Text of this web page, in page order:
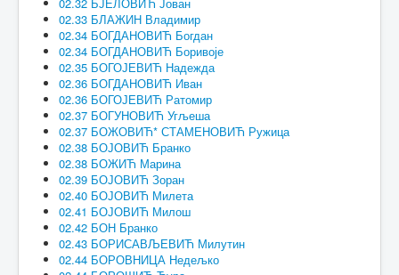
02.33 БЛАЖИН Владимир
02.34 БОГДАНОВИЋ Богдан
02.34 БОГДАНОВИЋ Боривоје
02.35 БОГОЈЕВИЋ Надежда
02.36 БОГДАНОВИЋ Иван
02.36 БОГОЈЕВИЋ Ратомир
02.37 БОГУНОВИЋ Угљеша
02.37 БОЖОВИЋ* СТАМЕНОВИЋ Ружица
02.38 БОЈОВИЋ Бранко
02.38 БОЖИЋ Марина
02.39 БОЈОВИЋ Зоран
02.40 БОЈОВИЋ Милета
02.41 БОЈОВИЋ Милош
02.42 БОН Бранко
02.43 БОРИСАВЉЕВИЋ Милутин
02.44 БОРОВНИЦА Недељко